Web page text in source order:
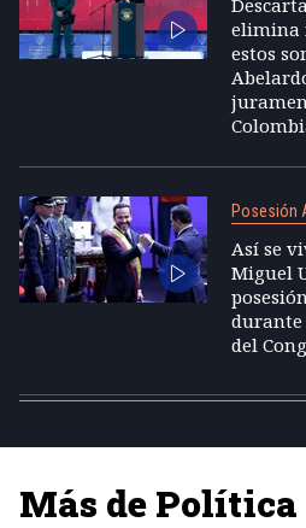
elimina
estos
Posesión
Así se
Miguel
durante
del
Más de Política